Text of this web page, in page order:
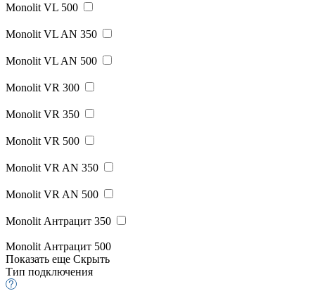
Monolit VL 500
Monolit VL AN 350
Monolit VL AN 500
Monolit VR 300
Monolit VR 350
Monolit VR 500
Monolit VR AN 350
Monolit VR AN 500
Monolit Антрацит 350
Monolit Антрацит 500
Показать еще Скрыть
Тип подключения